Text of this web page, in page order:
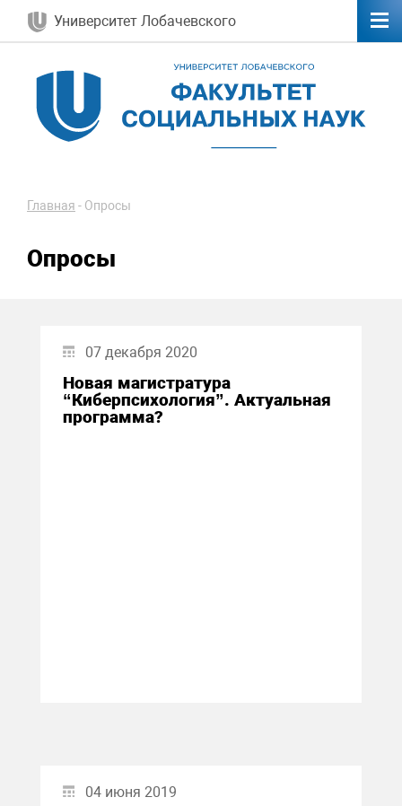
Университет Лобачевского
Главная - Опросы
Опросы
07 декабря 2020
Новая магистратура
“Киберпсихология”. Актуальная
программа?
04 июня 2019